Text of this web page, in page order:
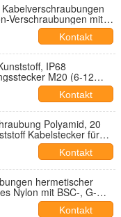
Verschraubungen mit
Kontakt
IP68
M20 (6-12
Kontakt
Polyamid, 20
Kabelstecker für
Kontakt
hermetischer
Nylon mit BSC-, G-
Kontakt